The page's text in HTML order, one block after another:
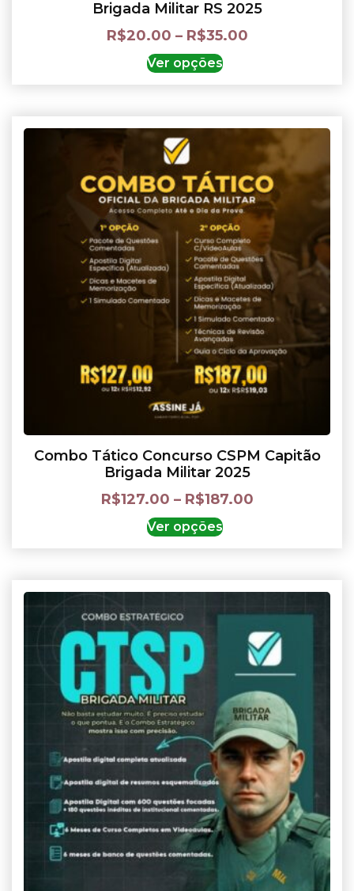
Brigada Militar RS 2025
R$20.00 – R$35.00
Ver opções
Combo Tático Concurso CSPM Capitão
Brigada Militar 2025
R$127.00 – R$187.00
Ver opções